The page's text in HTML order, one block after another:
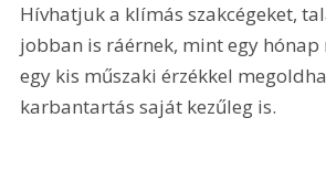
Hívhatjuk a klímás szakcégeket,
jobban is ráérnek, mint egy hónap
egy kis műszaki érzékkel
karbantartás saját kezűleg is.